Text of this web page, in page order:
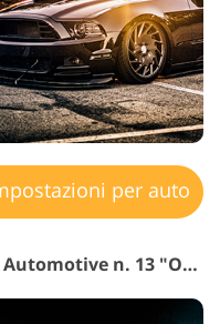
per auto
Preset gratuiti per Lightroom Automotive n. 13 "Orange and Teal"